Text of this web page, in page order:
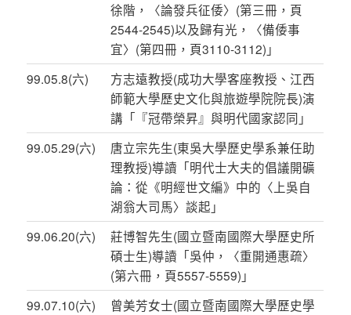
徐階，〈論發兵征倭〉(第三冊，頁
2544-2545)以及歸有光，〈備倭事
宜〉(第四冊，頁3110-3112)」
99.05.8(六)
方志遠教授(成功大學客座教授、江西
師範大學歷史文化與旅遊學院院長)演
講「『冠帶榮昇』與明代國家認同」
99.05.29(六)
唐立宗先生(東吳大學歷史學系兼任助
理教授)導讀「明代士大夫的倡議開礦
論：從《明經世文編》中的〈上吳自
湖翁大司馬〉談起」
99.06.20(六)
莊博智先生(國立暨南國際大學歷史所
碩士生)導讀「吳仲，〈重開通惠疏〉
(第六冊，頁5557-5559)」
99.07.10(六)
曾美芳女士(國立暨南國際大學歷史學